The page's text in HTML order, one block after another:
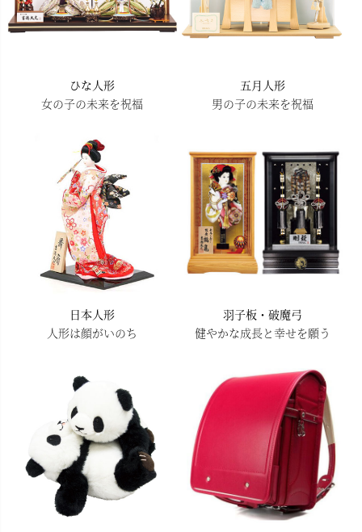
ひな人形
女の子の未来を祝福
五月人形
男の子の未来を祝福
日本人形
人形は顔がいのち
羽子板・破魔弓
健やかな成長と幸せを願う